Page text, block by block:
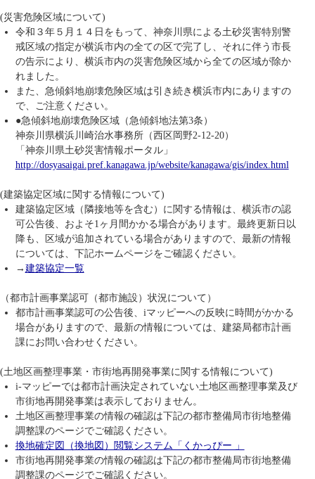
(災害危険区域について)
令和３年５月１４日をもって、神奈川県による土砂災害特別警
戒区域の指定が横浜市内の全ての区で完了し、それに伴う市長
の告示により、横浜市内の災害危険区域から全ての区域が除か
れました。
また、急傾斜地崩壊危険区域は引き続き横浜市内にありますの
で、ご注意ください。
●急傾斜地崩壊危険区域（急傾斜地法第3条）
神奈川県横浜川崎治水事務所（西区岡野2-12-20）
「神奈川県土砂災害情報ポータル」
http://dosyasaigai.pref.kanagawa.jp/website/kanagawa/gis/index.html
(建築協定区域に関する情報について)
建築協定区域（隣接地等を含む）に関する情報は、横浜市の認
可公告後、およそ1ヶ月間かかる場合があります。最終更新日以
降も、区域が追加されている場合がありますので、最新の情報
については、下記ホームページをご確認ください。
→建築協定一覧
（都市計画事業認可（都市施設）状況について）
都市計画事業認可の公告後、iマッピーへの反映に時間がかかる
場合がありますので、最新の情報については、建築局都市計画
課にお問い合わせください。
(土地区画整理事業・市街地再開発事業に関する情報について)
i-マッピーでは都市計画決定されていない土地区画整理事業及び
市街地再開発事業は表示しておりません。
土地区画整理事業の情報の確認は下記の都市整備局市街地整備
調整課のページでご確認ください。
換地確定図（換地図）閲覧システム「くかっぴー 」
市街地再開発事業の情報の確認は下記の都市整備局市街地整備
調整課のページでご確認ください。